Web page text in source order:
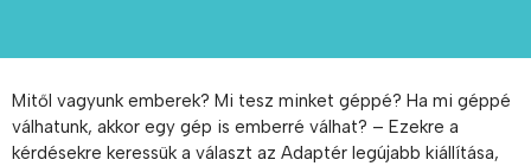
Mitől vagyunk emberek? Mi tesz minket géppé? Ha mi géppé
válhatunk, akkor egy gép is emberré válhat? – Ezekre a
kérdésekre keressük a választ az Adaptér legújabb kiállítása,